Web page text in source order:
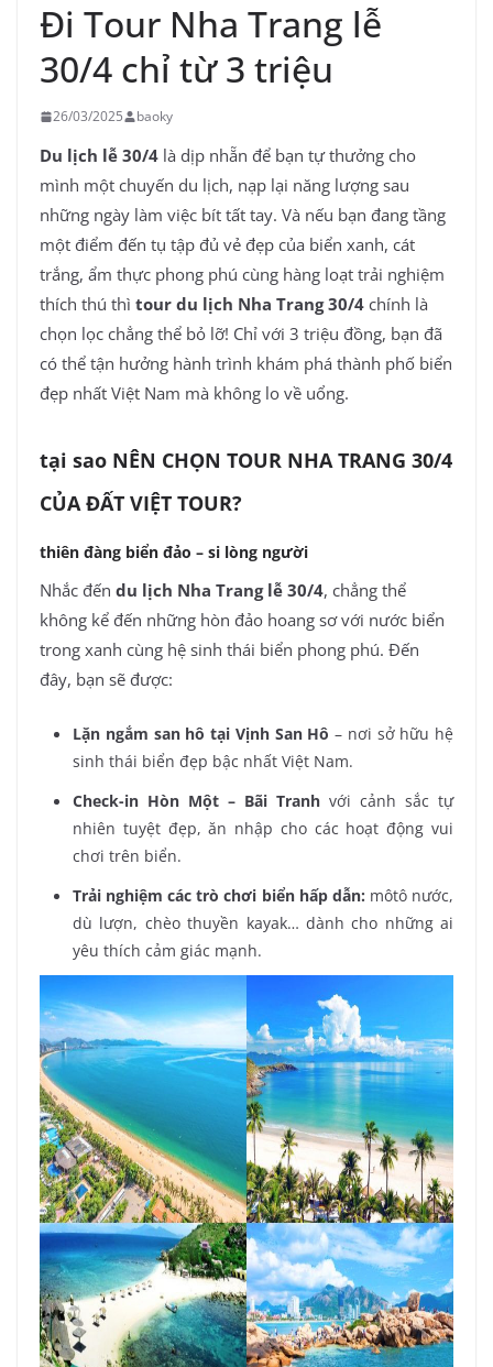
Đi Tour Nha Trang lễ
30/4 chỉ từ 3 triệu
26/03/2025 baoky
Du lịch lễ 30/4 là dịp nhẵn để bạn tự thưởng cho
mình một chuyến du lịch, nạp lại năng lượng sau
những ngày làm việc bít tất tay. Và nếu bạn đang tầng
một điểm đến tụ tập đủ vẻ đẹp của biển xanh, cát
trắng, ẩm thực phong phú cùng hàng loạt trải nghiệm
thích thú thì tour du lịch Nha Trang 30/4 chính là
chọn lọc chẳng thể bỏ lỡ! Chỉ với 3 triệu đồng, bạn đã
có thể tận hưởng hành trình khám phá thành phố biển
đẹp nhất Việt Nam mà không lo về uổng.
tại sao NÊN CHỌN TOUR NHA TRANG 30/4
CỦA ĐẤT VIỆT TOUR?
thiên đàng biển đảo – si lòng người
Nhắc đến du lịch Nha Trang lễ 30/4, chẳng thể
không kể đến những hòn đảo hoang sơ với nước biển
trong xanh cùng hệ sinh thái biển phong phú. Đến
đây, bạn sẽ được:
Lặn ngắm san hô tại Vịnh San Hô – nơi sở hữu hệ
sinh thái biển đẹp bậc nhất Việt Nam.
Check-in Hòn Một – Bãi Tranh với cảnh sắc tự
nhiên tuyệt đẹp, ăn nhập cho các hoạt động vui
chơi trên biển.
Trải nghiệm các trò chơi biển hấp dẫn: môtô nước,
dù lượn, chèo thuyền kayak… dành cho những ai
yêu thích cảm giác mạnh.